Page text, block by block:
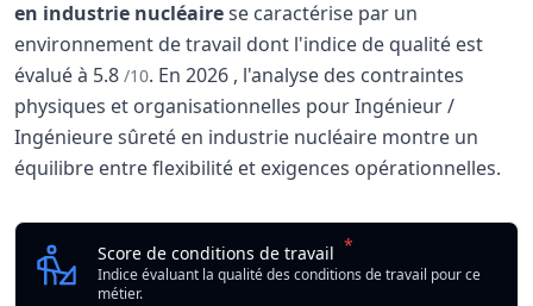
en industrie nucléairese caractérise par un
environnement de travail dont l'indice de qualité est
évalué à 5.8 /10. En 2026 , l'analyse des contraintes
physiques et organisationnelles pour Ingénieur /
Ingénieure sûreté en industrie nucléaire montre un
équilibre entre flexibilité et exigences opérationnelles.
Analyse des conditions de travail : Ingénieur /
Qualité globale de l'environnement Ingénieur /
Score de conditions de travail *
Indice évaluant la qualité des conditions de travail pour ce
métier.